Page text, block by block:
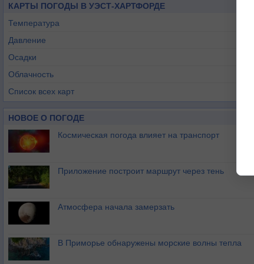
КАРТЫ ПОГОДЫ В УЭСТ-ХАРТФОРДЕ
Температура
Давление
Осадки
Облачность
Список всех карт
НОВОЕ О ПОГОДЕ
Космическая погода влияет на транспорт
Приложение построит маршрут через тень
Атмосфера начала замерзать
В Приморье обнаружены морские волны тепла